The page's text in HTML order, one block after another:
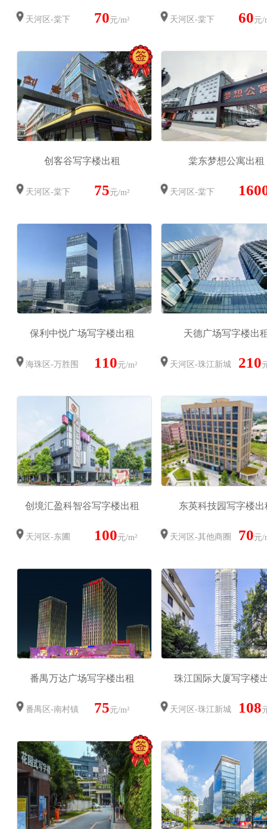
天河区-棠下 70元/m² 天河区-棠下 60元/
创客谷写字楼出租
天河区-棠下 75元/m²
棠东梦想公寓出租
天河区-棠下
保利中悦广场写字楼出租
海珠区-万胜围 110元/m²
天德广场写字楼出
天河区-珠江新城 210
创境汇盈科智谷写字楼出租
天河区-东圃 100元/m²
东英科技园写字楼出
天河区-其他商圈 70元/
番禺万达广场写字楼出租
番禺区-南村镇 75元/m²
珠江国际大厦写字楼
天河区-珠江新城 108